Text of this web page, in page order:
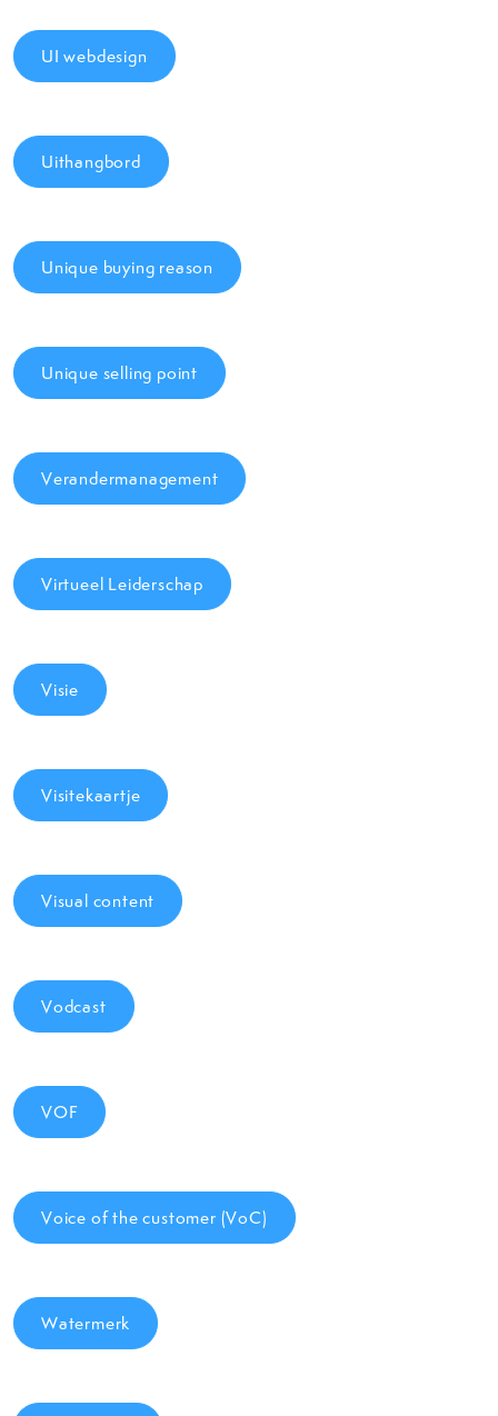
UI webdesign
Uithangbord
Unique buying reason
Unique selling point
Verandermanagement
Virtueel Leiderschap
Visie
Visitekaartje
Visual content
Vodcast
VOF
Voice of the customer (VoC)
Watermerk